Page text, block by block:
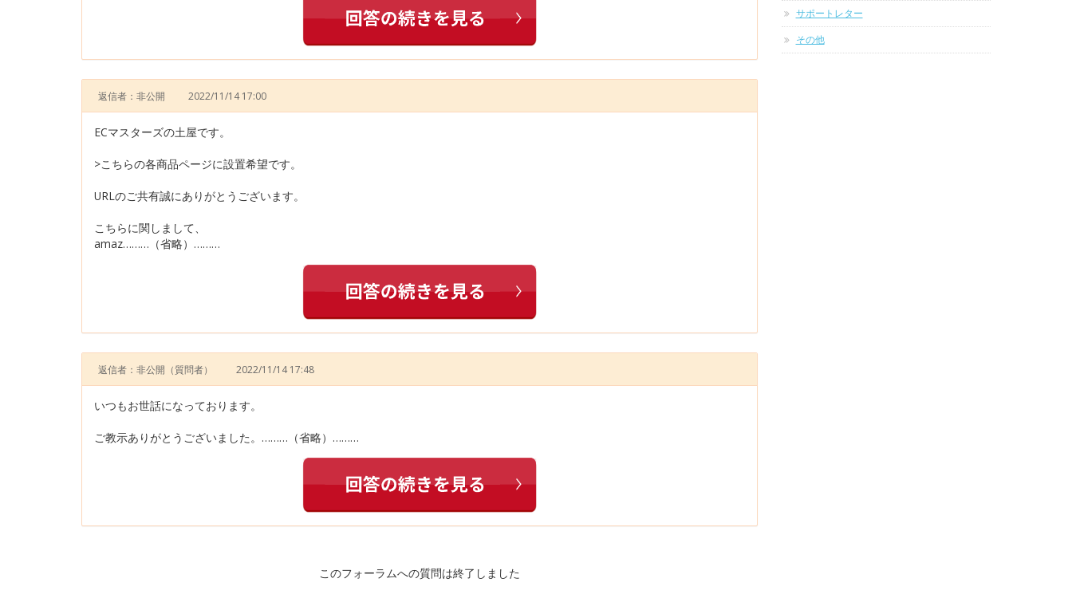
返信者：非公開 2022/11/14 17:00
ECマスターズの土屋です。
>こちらの各商品ページに設置希望です。
URLのご共有誠にありがとうございます。
こちらに関しまして、
amaz………（省略）………
返信者：非公開 （質問者） 2022/11/14 17:48
いつもお世話になっております。
ご教示ありがとうございました。………（省略）………
このフォーラムへの質問は終了しました
サポートレター
その他